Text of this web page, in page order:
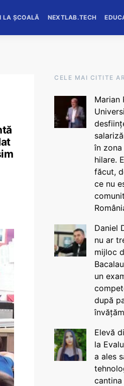
LA ȘCOALĂ NEXTLAB.TECH
CELE MAI CITITE
Marian
în
hilare.
făcut,
ce nu
Daniel
nu ar
mijloc
un
după
Elevă
la
a ales